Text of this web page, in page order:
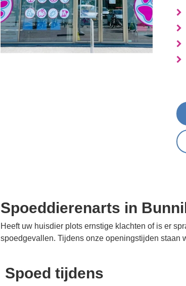
Spoeddierenarts in
Heeft uw huisdier plots ernstige klachten of is er
spoedgevallen. Tijdens onze openingstijden staan
Spoed tijdens